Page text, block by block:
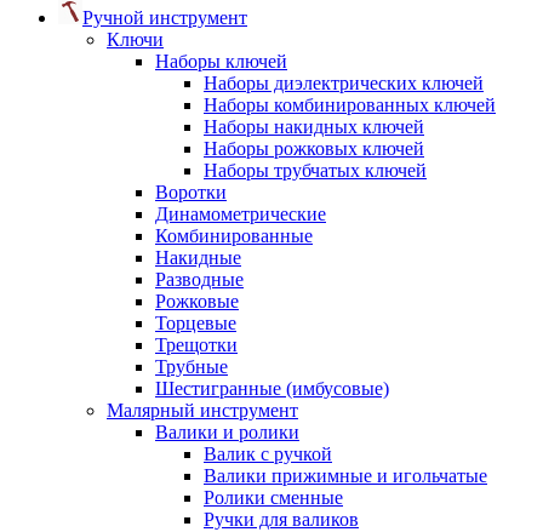
Ручной инструмент
Ключи
Наборы ключей
Наборы диэлектрических ключей
Наборы комбинированных ключей
Наборы накидных ключей
Наборы рожковых ключей
Наборы трубчатых ключей
Воротки
Динамометрические
Комбинированные
Накидные
Разводные
Рожковые
Торцевые
Трещотки
Трубные
Шестигранные (имбусовые)
Малярный инструмент
Валики и ролики
Валик с ручкой
Валики прижимные и игольчатые
Ролики сменные
Ручки для валиков